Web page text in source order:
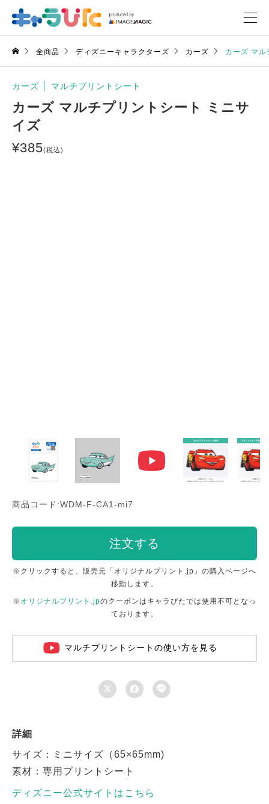
全商品 ディズニーキャラクターズ カーズ カーズ マ
カーズ マルチプリントシート
カーズ マルチプリントシート ミニサ
イズ
¥385(税込)
商品コード:WDM-F-CA1-mi7
注文する
※クリックすると、販売元「オリジナルプリント.jp」の購入ページへ
移動します。
※ オリジナルプリント.jpのクーポンはキャラぴたでは使用不可となっ
ております。
マルチプリントシートの使い方を見る
  
詳細
サイズ：ミニサイズ（65×65mm)
素材：専用プリントシート
ディズニー公式サイトはこちら